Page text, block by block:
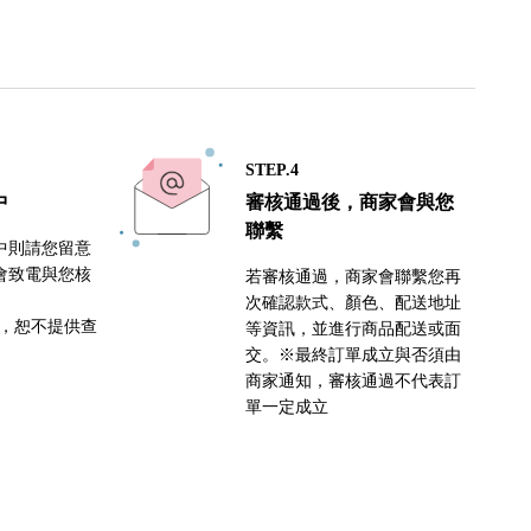
則請您留意
致電與您核
恕不提供查
STEP.4
審核通過後，商家會與您
聯繫
若審核通過，商家會聯繫您再
次確認款式、顏色、配送地址
等資訊，並進行商品配送或面
交。※最終訂單成立與否須由
商家通知，審核通過不代表訂
單一定成立